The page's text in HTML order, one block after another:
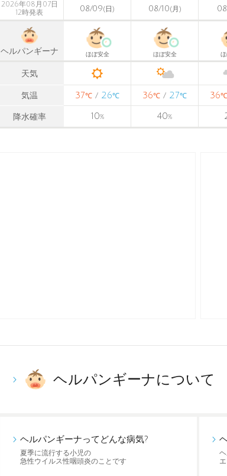
2026年08月07日
12時発表
08/09(日) 08/10(月)
ヘルパンギーナ ほぼ安全 ほぼ安全
天気
気温 37℃ / 26℃ 36℃ / 27℃ 36℃
降水確率 10% 40%
ヘルパンギーナについて
ヘルパンギーナってどんな病気?
夏季に流行する小児の
急性ウイルス性咽頭炎のことです